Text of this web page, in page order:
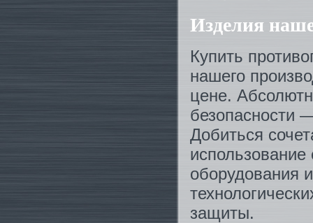
Изделия
Купить
нашего
цене.
безопасности
Добиться
использование
оборудования
защиты.